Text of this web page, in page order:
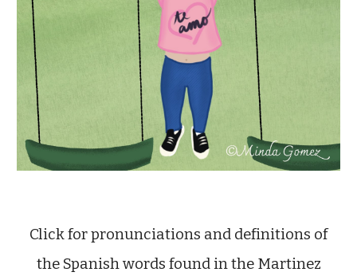
Click for pronunciations and definitions of
the Spanish words found in the Martinez